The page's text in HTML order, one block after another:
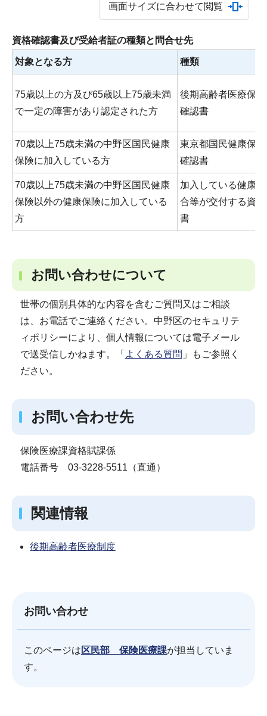
画面サイズに合わせて閲覧
資格確認書及び受給者証の種類と問合せ先
対象となる方 種類
75歳以上の方及び65歳以上75歳未満
で一定の障害があり認定された方
後期高齢者医療保
確認書
70歳以上75歳未満の中野区国民健康
保険に加入している方
東京都国民健康保
確認書
70歳以上75歳未満の中野区国民健康
保険以外の健康保険に加入している
方
加入している健康
合等が交付する資
書
お問い合わせについて
世帯の個別具体的な内容を含むご質問又はご相談
は、お電話でご連絡ください。中野区のセキュリテ
ィポリシーにより、個人情報については電子メール
で送受信しかねます。「 よくある質問 」もご参照く
ださい。
お問い合わせ先
保険医療課資格賦課係
電話番号 03-3228-5511（直通）
関連情報
後期高齢者医療制度
お問い合わせ
このページは 区民部 保険医療課が担当していま
す。